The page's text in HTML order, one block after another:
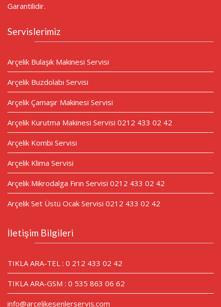
Garantilidir.
Servislerimiz
Arçelik Bulaşık Makinesi Servisi
Arçelik Buzdolabı Servisi
Arçelik Çamaşır Makinesi Servisi
Arçelik Kurutma Makinesi Servisi 0212 433 02 42
Arçelik Kombi Servisi
Arçelik Klima Servisi
Arçelik Mikrodalga Fırın Servisi 0212 433 02 42
Arçelik Set Üstü Ocak Servisi 0212 433 02 42
İletişim Bilgileri
TIKLA ARA-TEL : 0 212 433 02 42
TIKLA ARA-GSM : 0 535 863 06 62
info@arcelikesenlerservis.com